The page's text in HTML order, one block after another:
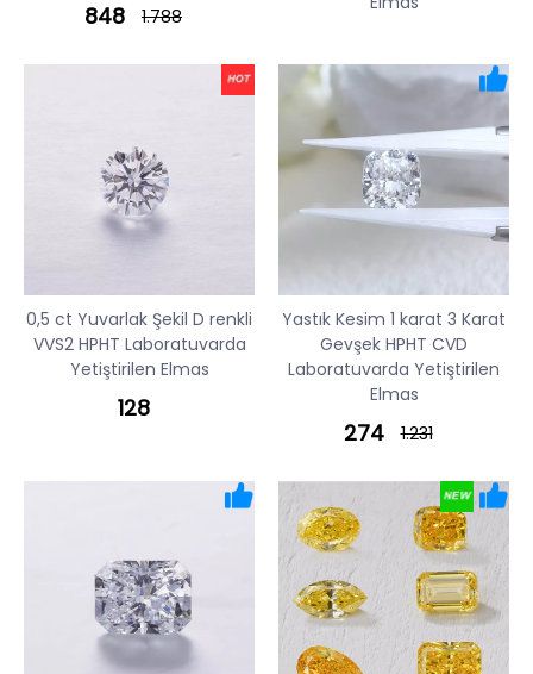
848 1.788
0,5 ct Yuvarlak Şekil D renkli
VVS2 HPHT Laboratuvarda
Yetiştirilen Elmas
128
Yastık Kesim 1 karat 3 Karat
Gevşek HPHT CVD
Laboratuvarda Yetiştirilen
Elmas
274 1.231